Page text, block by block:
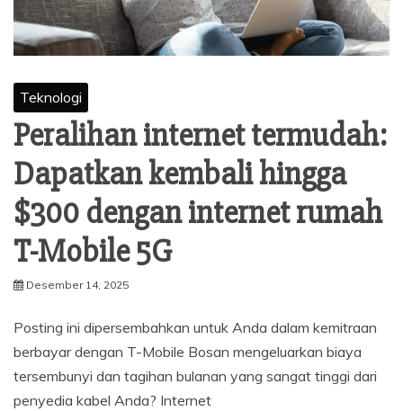
Teknologi
Peralihan internet termudah:
Dapatkan kembali hingga
$300 dengan internet rumah
T-Mobile 5G
Desember 14, 2025
Posting ini dipersembahkan untuk Anda dalam kemitraan
berbayar dengan T-Mobile Bosan mengeluarkan biaya
tersembunyi dan tagihan bulanan yang sangat tinggi dari
penyedia kabel Anda? Internet